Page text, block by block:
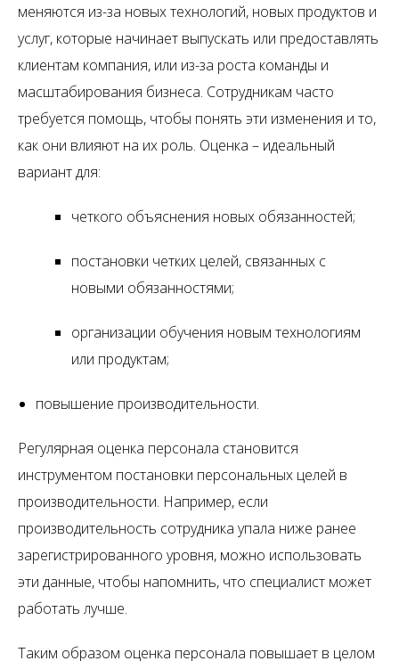
меняются из-за новых технологий, новых продуктов и
услуг, которые начинает выпускать или предоставлять
клиентам компания, или из-за роста команды и
масштабирования бизнеса. Сотрудникам часто
требуется помощь, чтобы понять эти изменения и то,
как они влияют на их роль. Оценка – идеальный
вариант для:
четкого объяснения новых обязанностей;
постановки четких целей, связанных с
новыми обязанностями;
организации обучения новым технологиям
или продуктам;
повышение производительности.
Регулярная оценка персонала становится
инструментом постановки персональных целей в
производительности. Например, если
производительность сотрудника упала ниже ранее
зарегистрированного уровня, можно использовать
эти данные, чтобы напомнить, что специалист может
работать лучше.
Таким образом оценка персонала повышает в целом